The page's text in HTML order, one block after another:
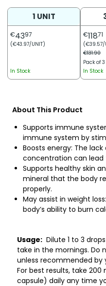
1 UNIT
€4397
(€43.97/UNIT)
In Stock
€11871
(€39.57/
€131.90
Pack of
In Stock
About This Product
Supports immune
immune system by
Boosts energy: The
concentration can lead
Supports healthy skin
mineral that the body
properly.
May assist in weight
body’s ability to burn
Usage: Dilute 1 to 3
take in the mornings. Do
unless recommended by
For best results, take 200
capsule) daily any time